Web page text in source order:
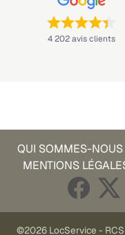
Note : 4,4 sur 5 —
4 202 avis clients
QUI SOMMES-
MENTIONS
©2026 LocService - RCS